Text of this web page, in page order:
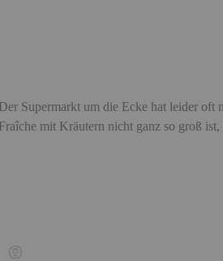
Supermarkt um die Ecke hat leider oft
mit Kräutern nicht ganz so groß